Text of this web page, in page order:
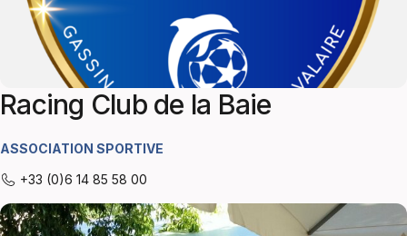
Racing Club de la Baie
ASSOCIATION SPORTIVE
+33 (0)6 14 85 58 00